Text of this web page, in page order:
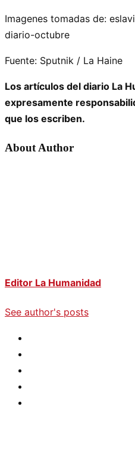
Imagenes tomadas de:
diario-octubre
Fuente: Sputnik / La Haine
Los artículos del diario La
expresamente
que los escriben.
About Author
Editor La Humanidad
See author's posts